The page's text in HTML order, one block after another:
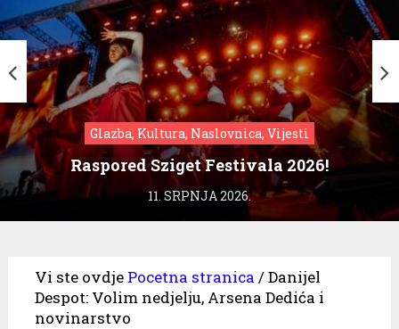
Glazba, Kultura, Naslovnica, Vijesti
Raspored Sziget Festivala 2026!
11. SRPNJA 2026.
Vi ste ovdje Pocetna stranica /Danijel
Despot: Volim nedjelju, Arsena Dedića i
novinarstvo